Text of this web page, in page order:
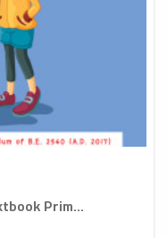
Prim...